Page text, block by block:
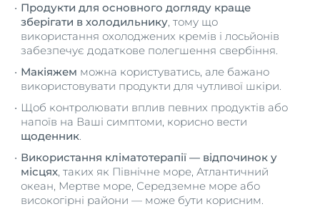
Продукти для основного догляду краще
зберігати в холодильнику, тому що
використання охолоджених кремів і лосьйонів
забезпечує додаткове полегшення свербіння.
Макіяжем можна користуватись, але бажано
використовувати продукти для чутливої шкіри.
Щоб контролювати вплив певних продуктів або
напоїв на Ваші симптоми, корисно вести
щоденник.
Використання кліматотерапії — відпочинок у
місцях, таких як Північне море, Атлантичний
океан, Мертве море, Середземне море або
високогірні райони — може бути корисним.